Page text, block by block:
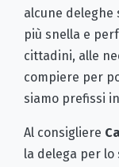
alcune
più snella e
cittadini, alle
compiere per
siamo prefissi
Al consigliere
la delega per